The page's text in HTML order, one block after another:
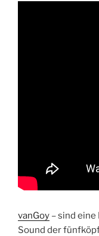
vanGoy – sind
Sound der